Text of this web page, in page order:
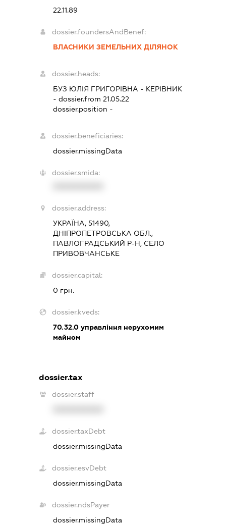
22.11.89
dossier.foundersAndBenef:
ВЛАСНИКИ ЗЕМЕЛЬНИХ ДІЛЯНОК
dossier.heads:
БУЗ ЮЛІЯ ГРИГОРІВНА - КЕРІВНИК
- dossier.from 21.05.22
dossier.position -
dossier.beneficiaries:
dossier.missingData
dossier.smida:
dossier.address:
УКРАЇНА, 51490,
ДНІПРОПЕТРОВСЬКА ОБЛ.,
ПАВЛОГРАДСЬКИЙ Р-Н, СЕЛО
ПРИВОВЧАНСЬКЕ
dossier.capital:
0 грн.
dossier.kveds:
70.32.0 управління нерухомим
майном
dossier.tax
dossier.staff
dossier.taxDebt
dossier.missingData
dossier.esvDebt
dossier.missingData
dossier.ndsPayer
dossier.missingData